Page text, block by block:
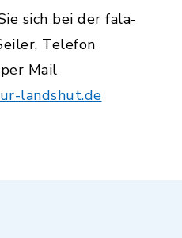
sich bei der fala-
Telefon
Mail
landshut.de